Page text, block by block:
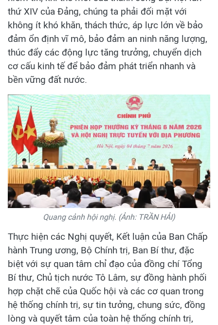
thứ XIV của Đảng, chúng ta phải đối mặt với
không ít khó khăn, thách thức, áp lực lớn về bảo
đảm ổn định vĩ mô, bảo đảm an ninh năng lượng,
thúc đẩy các động lực tăng trưởng, chuyển dịch
cơ cấu kinh tế để bảo đảm phát triển nhanh và
bền vững đất nước.
Quang cảnh hội nghị. (Ảnh: TRẦN HẢI)
Thực hiện các Nghị quyết, Kết luận của Ban Chấp
hành Trung ương, Bộ Chính trị, Ban Bí thư, đặc
biệt với sự quan tâm chỉ đạo của đồng chí Tổng
Bí thư, Chủ tịch nước Tô Lâm, sự đồng hành phối
hợp chặt chẽ của Quốc hội và các cơ quan trong
hệ thống chính trị, sự tin tưởng, chung sức, đồng
lòng và quyết tâm của toàn hệ thống chính trị,